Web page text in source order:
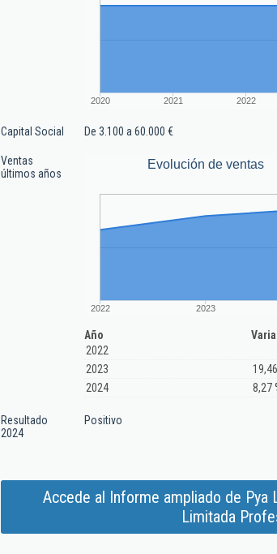
2020 2021 2022
Capital Social De 3.100 a 60.000 €
Ventas
últimos años
Evolución de ventas
2022 2023
Año
2022
2023
2024
8,27
Resultado
2024
Positivo
Accede al Informe ampliado de Pya
Limitada